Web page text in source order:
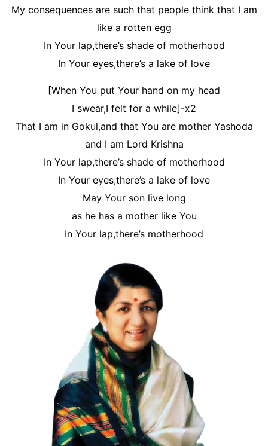
My consequences are such that people think that I am
like a rotten egg
In Your lap,there’s shade of motherhood
In Your eyes,there’s a lake of love
[When You put Your hand on my head
I swear,I felt for a while]-x2
That I am in Gokul,and that You are mother Yashoda
and I am Lord Krishna
In Your lap,there’s shade of motherhood
In Your eyes,there’s a lake of love
May Your son live long
as he has a mother like You
In Your lap,there’s motherhood